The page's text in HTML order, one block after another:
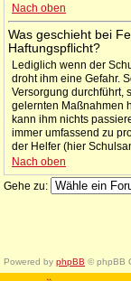
Nach oben
Was geschieht bei
Haftungspflicht?
Lediglich wenn der
droht ihm eine Gefahr.
Versorgung durchführt,
gelernten Maßnahmen
kann ihm nichts
immer umfassend zu
der Helfer (hier
Nach oben
Gehe zu:
Powered by phpBB © phpBB